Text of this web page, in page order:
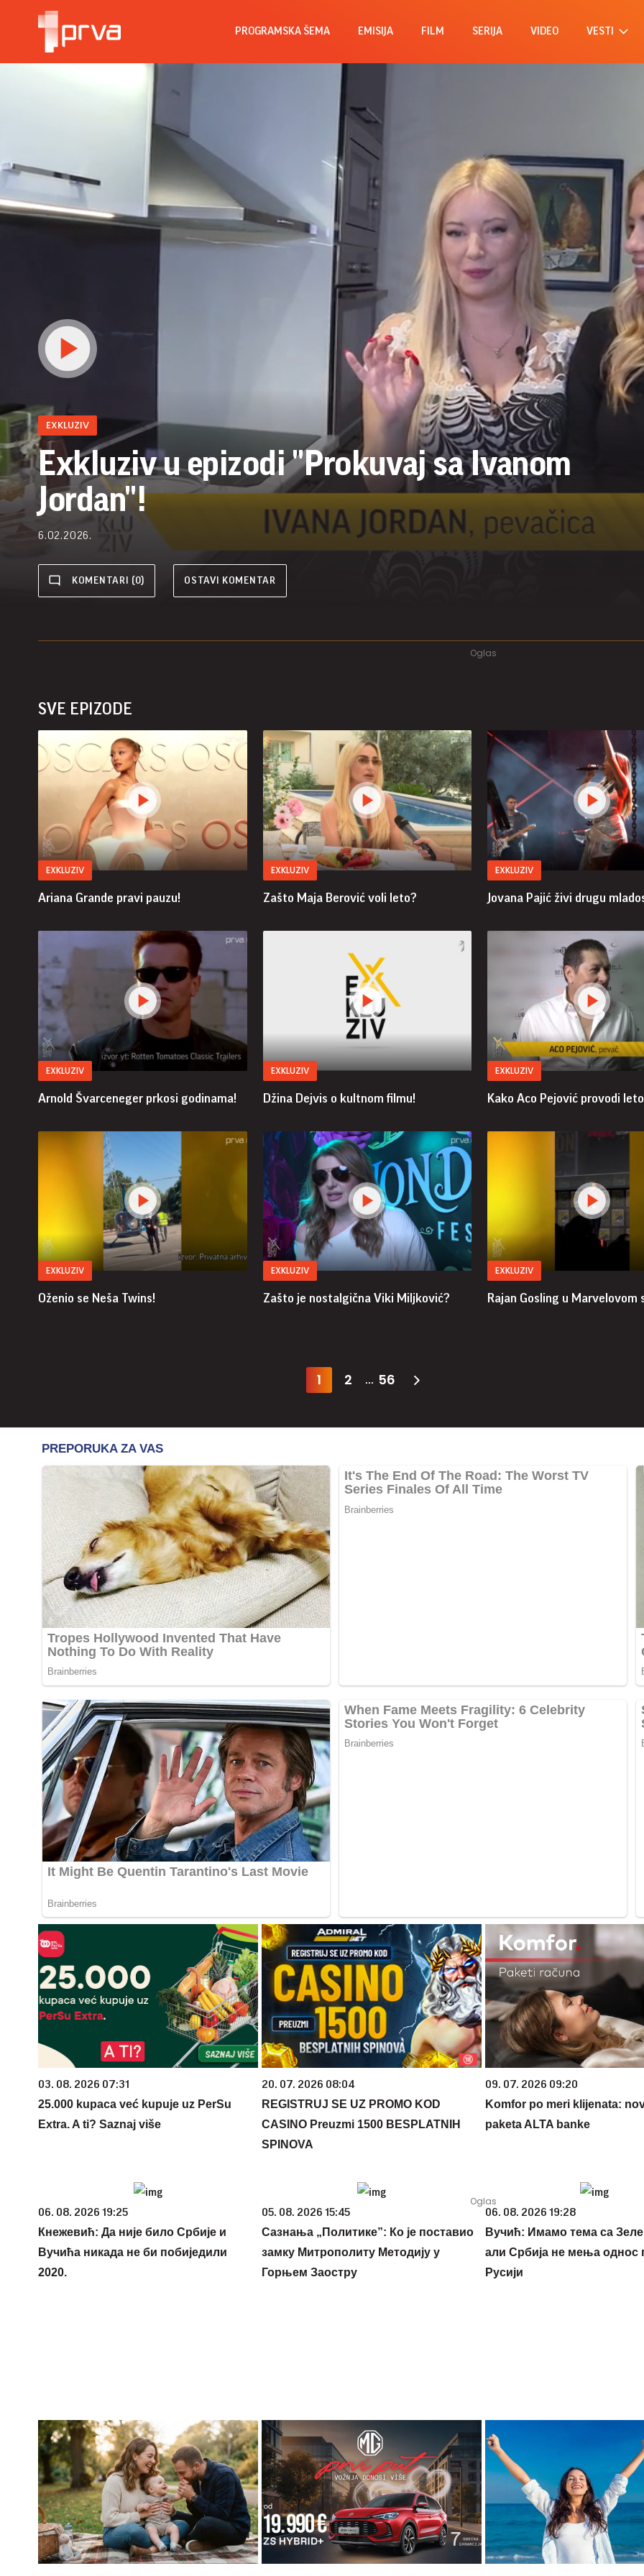
PROGRAMSKA ŠEMA EMISIJA FILM SERIJA VIDEO VESTI
EXKLUZIV
Exkluziv u epizodi "Prokuvaj sa Ivanom
Jordan"!
6.02.2026.
KOMENTARI (0) OSTAVI KOMENTAR
SVE EPIZODE
EXKLUZIV
Ariana Grande pravi pauzu!
EXKLUZIV
Zašto Maja Berović voli leto?
EXKLUZIV
Jovana Pajić živi drugu
EXKLUZIV
Arnold Švarceneger prkosi godinama!
EXKLUZIV
Džina Dejvis o kultnom filmu!
EXKLUZIV
Kako Aco Pejović provodi
EXKLUZIV
Oženio se Neša Twins!
EXKLUZIV
Zašto je nostalgična Viki Miljković?
EXKLUZIV
Rajan Gosling u Marvelovom
1 2 ... 56
03. 08. 2026 07:31
25.000 kupaca već kupuje uz PerSu
Extra. A ti? Saznaj više
20. 07. 2026 08:04
REGISTRUJ SE UZ PROMO KOD
CASINO Preuzmi 1500 BESPLATNIH
SPINOVA
09. 07. 2026 09:20
Komfor po meri klijenata:
paketa ALTA banke
06. 08. 2026 19:25
Кнежевић: Да није било Србије и
Вучића никада не би побиједили
2020.
05. 08. 2026 15:45
Сазнања „Политике”: Ко је поставио
замку Митрополиту Методију у
Горњем Заостру
06. 08. 2026 19:28
Вучић: Имамо тема са
али Србија не мења однос
Русији